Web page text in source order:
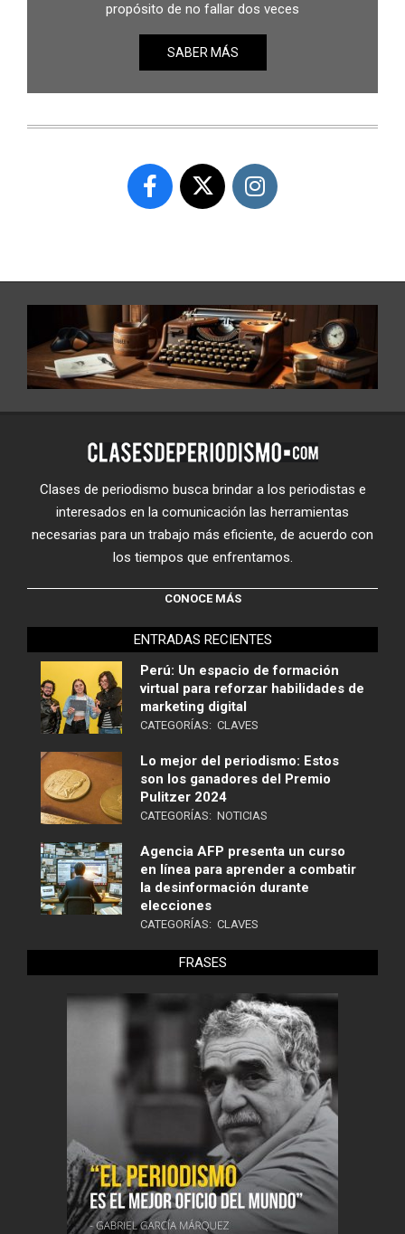
propósito de no fallar dos veces
SABER MÁS
Clases de periodismo busca brindar a los periodistas e
interesados en la comunicación las herramientas
necesarias para un trabajo más eficiente, de acuerdo con
los tiempos que enfrentamos.
CONOCE MÁS
ENTRADAS RECIENTES
Perú: Un espacio de formación
virtual para reforzar habilidades de
marketing digital
CATEGORÍAS: CLAVES
Lo mejor del periodismo: Estos
son los ganadores del Premio
Pulitzer 2024
CATEGORÍAS: NOTICIAS
Agencia AFP presenta un curso
en línea para aprender a combatir
la desinformación durante
elecciones
CATEGORÍAS: CLAVES
FRASES